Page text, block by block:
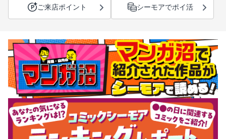
ご来店ポイント シーモアでポイ活